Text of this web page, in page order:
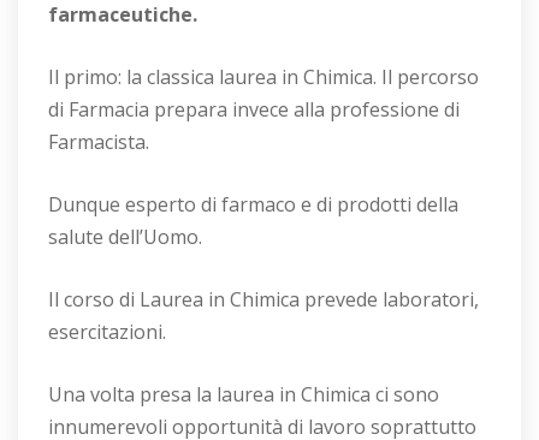
farmaceutiche.
Il primo: la classica laurea in Chimica. Il percorso
di Farmacia prepara invece alla professione di
Farmacista.
Dunque esperto di farmaco e di prodotti della
salute dell’Uomo.
Il corso di Laurea in Chimica prevede laboratori,
esercitazioni.
Una volta presa la laurea in Chimica ci sono
innumerevoli opportunità di lavoro soprattutto